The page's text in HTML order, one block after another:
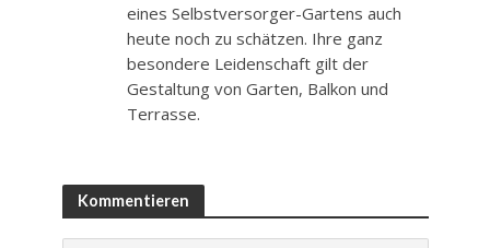
eines Selbstversorger-Gartens auch
heute noch zu schätzen. Ihre ganz
besondere Leidenschaft gilt der
Gestaltung von Garten, Balkon und
Terrasse.
Kommentieren